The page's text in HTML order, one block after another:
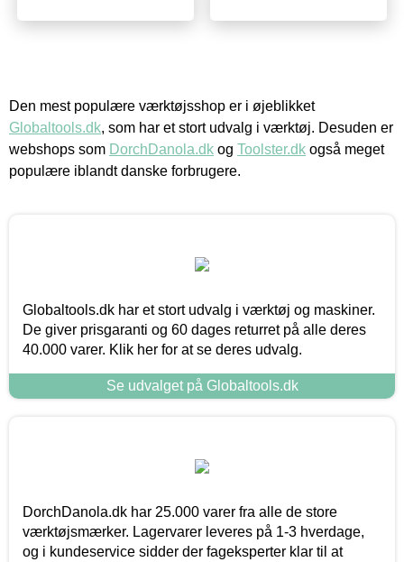
Den mest populære værktøjsshop er i øjeblikket
Globaltools.dk, som har et stort udvalg i værktøj. Desuden er
webshops som DorchDanola.dk og Toolster.dk også meget
populære iblandt danske forbrugere.
Globaltools.dk har et stort udvalg i værktøj og maskiner.
De giver prisgaranti og 60 dages returret på alle deres
40.000 varer. Klik her for at se deres udvalg.
Se udvalget på Globaltools.dk
DorchDanola.dk har 25.000 varer fra alle de store
værktøjsmærker. Lagervarer leveres på 1-3 hverdage,
og i kundeservice sidder der fageksperter klar til at